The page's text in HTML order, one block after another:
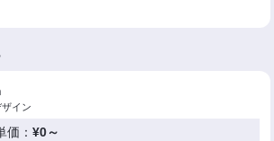
イン
価：¥0～